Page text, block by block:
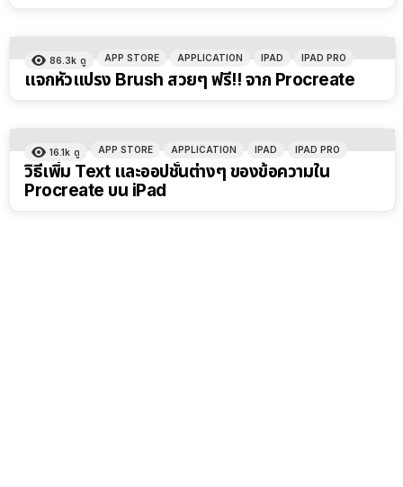
86.3k ดู APP STORE APPLICATION IPAD IPAD PRO
แจกหัวแปรง Brush สวยๆ ฟรี!! จาก Procreate
16.1k ดู APP STORE APPLICATION IPAD IPAD PRO
วิธีเพิ่ม Text และออปชั่นต่างๆ ของข้อความใน
Procreate บน iPad